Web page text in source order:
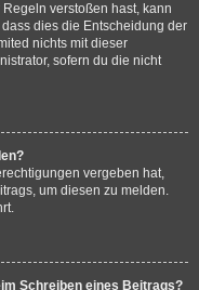
verstoßen hast, kann
dies die Entscheidung der
nichts mit dieser
sofern du die nicht
vergeben hat,
um diesen zu melden.
Schreiben eines Beitrags?